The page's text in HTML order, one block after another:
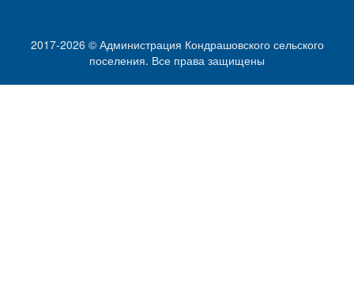
2017-2026 © Администрация Кондрашовского сельского
поселения. Все права защищены